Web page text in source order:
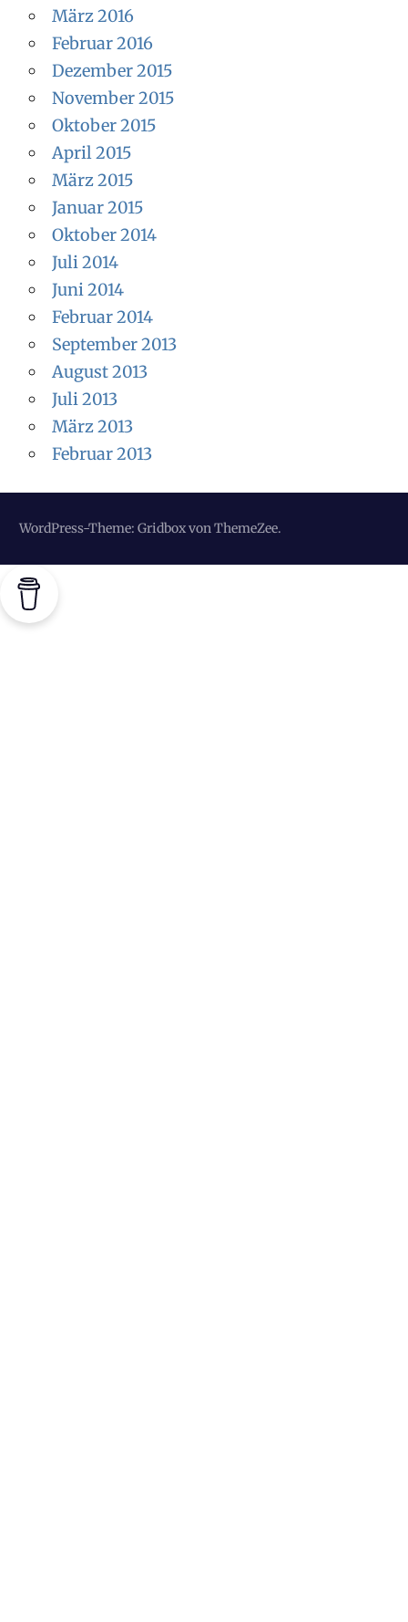
März 2016
Februar 2016
Dezember 2015
November 2015
Oktober 2015
April 2015
März 2015
Januar 2015
Oktober 2014
Juli 2014
Juni 2014
Februar 2014
September 2013
August 2013
Juli 2013
März 2013
Februar 2013
WordPress-Theme: Gridbox von ThemeZee.